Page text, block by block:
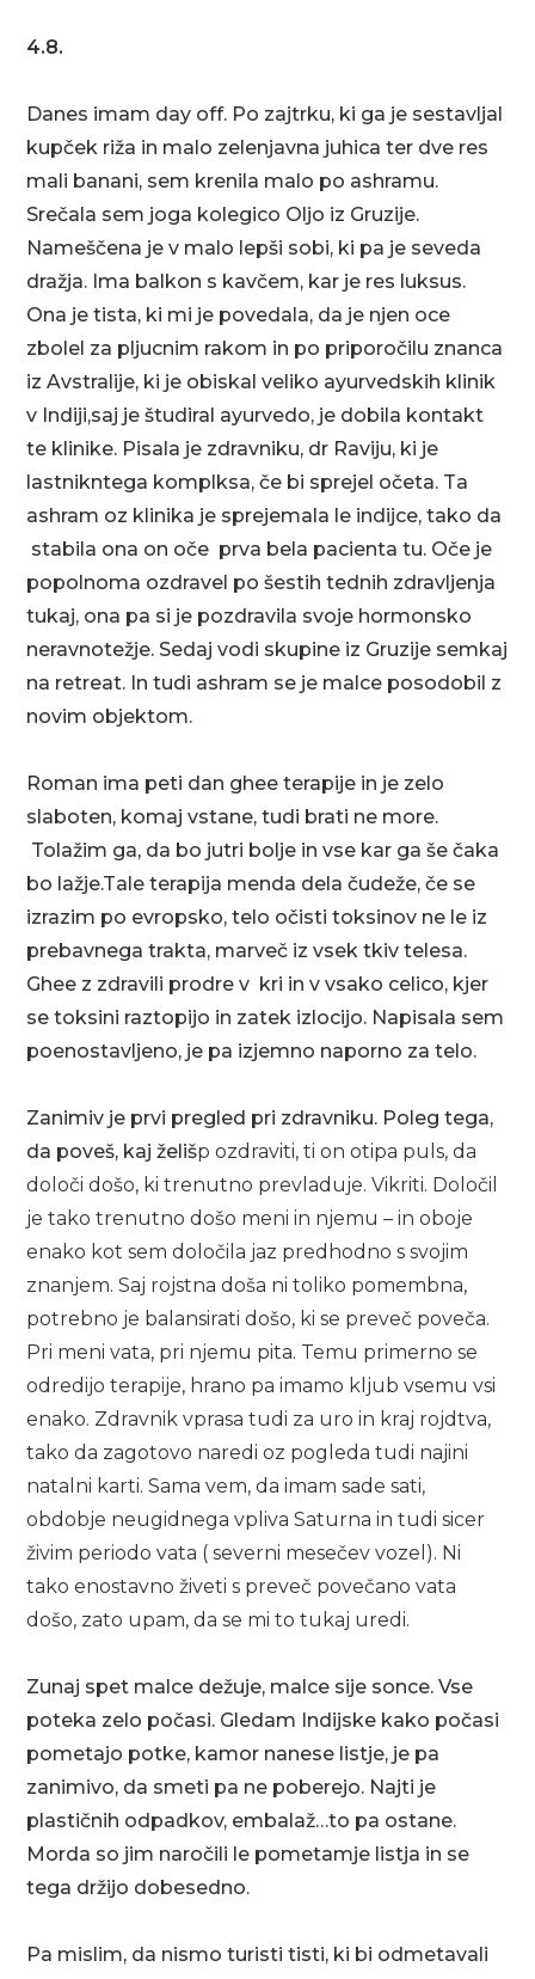
4.8.
Danes imam day off. Po zajtrku, ki ga je sestavljal
kupček riža in malo zelenjavna juhica ter dve res
mali banani, sem krenila malo po ashramu.
Srečala sem joga kolegico Oljo iz Gruzije.
Nameščena je v malo lepši sobi, ki pa je seveda
dražja. Ima balkon s kavčem, kar je res luksus.
Ona je tista, ki mi je povedala, da je njen oce
zbolel za pljucnim rakom in po priporočilu znanca
iz Avstralije, ki je obiskal veliko ayurvedskih klinik
v Indiji,saj je študiral ayurvedo, je dobila kontakt
te klinike. Pisala je zdravniku, dr Raviju, ki je
lastnikntega komplksa, če bi sprejel očeta. Ta
ashram oz klinika je sprejemala le indijce, tako da
stabila ona on oče prva bela pacienta tu. Oče je
popolnoma ozdravel po šestih tednih zdravljenja
tukaj, ona pa si je pozdravila svoje hormonsko
neravnotežje. Sedaj vodi skupine iz Gruzije semkaj
na retreat. In tudi ashram se je malce posodobil z
novim objektom.
Roman ima peti dan ghee terapije in je zelo
slaboten, komaj vstane, tudi brati ne more.
Tolažim ga, da bo jutri bolje in vse kar ga še čaka
bo lažje.Tale terapija menda dela čudeže, če se
izrazim po evropsko, telo očisti toksinov ne le iz
prebavnega trakta, marveč iz vsek tkiv telesa.
Ghee z zdravili prodre v kri in v vsako celico, kjer
se toksini raztopijo in zatek izlocijo. Napisala sem
poenostavljeno, je pa izjemno naporno za telo.
Zanimiv je prvi pregled pri zdravniku. Poleg tega,
da poveš, kaj želišp ozdraviti, ti on otipa puls, da
določi došo, ki trenutno prevladuje. Vikriti. Določil
je tako trenutno došo meni in njemu – in oboje
enako kot sem določila jaz predhodno s svojim
znanjem. Saj rojstna doša ni toliko pomembna,
potrebno je balansirati došo, ki se preveč poveča.
Pri meni vata, pri njemu pita. Temu primerno se
odredijo terapije, hrano pa imamo kljub vsemu vsi
enako. Zdravnik vprasa tudi za uro in kraj rojdtva,
tako da zagotovo naredi oz pogleda tudi najini
natalni karti. Sama vem, da imam sade sati,
obdobje neugidnega vpliva Saturna in tudi sicer
živim periodo vata ( severni mesečev vozel). Ni
tako enostavno živeti s preveč povečano vata
došo, zato upam, da se mi to tukaj uredi.
Zunaj spet malce dežuje, malce sije sonce. Vse
poteka zelo počasi. Gledam Indijske kako počasi
pometajo potke, kamor nanese listje, je pa
zanimivo, da smeti pa ne poberejo. Najti je
plastičnih odpadkov, embalaž…to pa ostane.
Morda so jim naročili le pometamje listja in se
tega držijo dobesedno.
Pa mislim, da nismo turisti tisti, ki bi odmetavali